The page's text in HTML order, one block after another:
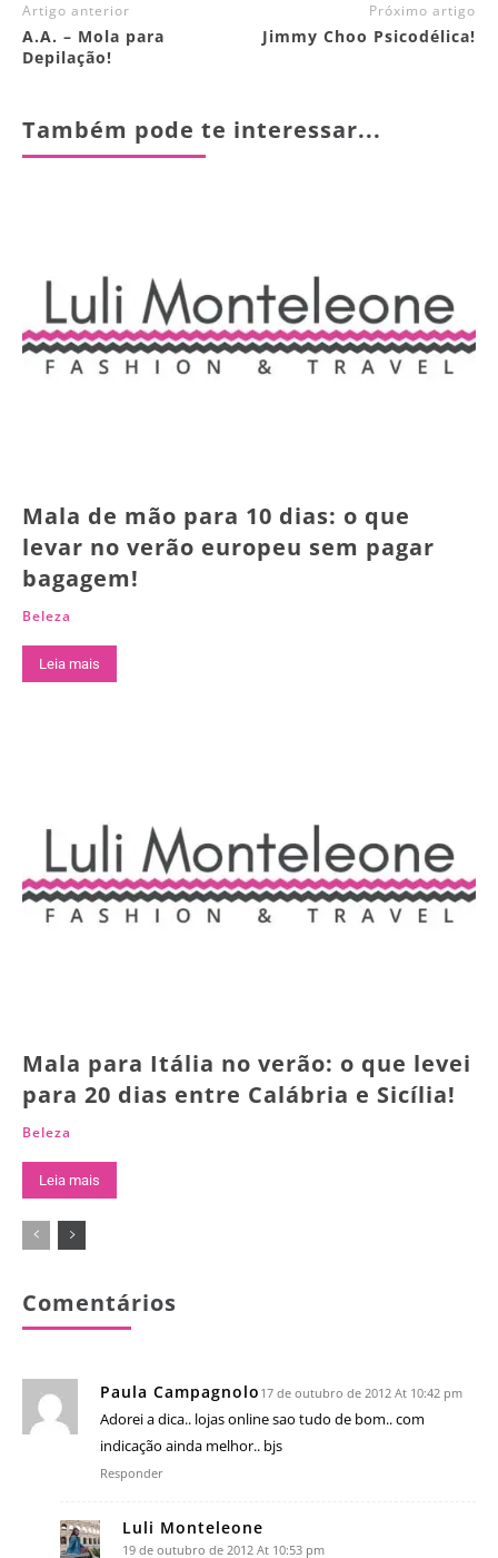
Artigo anterior
A.A. – Mola para
Depilação!
Próximo artigo
Jimmy Choo Psicodélica!
Também pode te interessar...
Mala de mão para 10 dias: o que
levar no verão europeu sem pagar
bagagem!
Beleza
Leia mais
Mala para Itália no verão: o que levei
para 20 dias entre Calábria e Sicília!
Beleza
Leia mais
Comentários
Paula Campagnolo 17 de outubro de 2012 At 10:42 pm
Adorei a dica.. lojas online sao tudo de bom.. com
indicação ainda melhor.. bjs
Responder
Luli Monteleone
19 de outubro de 2012 At 10:53 pm